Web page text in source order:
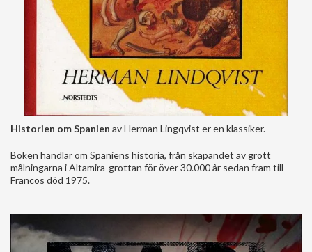
Historien om Spanien av Herman Lingqvist er en klassiker.
Boken handlar om Spaniens historia, från skapandet av grott
målningarna i Altamira-grottan för över 30.000 år sedan fram till
Francos död 1975.